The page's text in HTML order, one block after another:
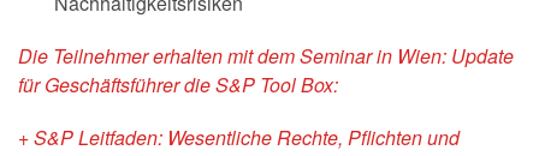
Die Teilnehmer erhalten mit dem Seminar in Wien: Update
für Geschäftsführer die S&P Tool Box:
+ S&P Leitfaden: Wesentliche Rechte, Pflichten und